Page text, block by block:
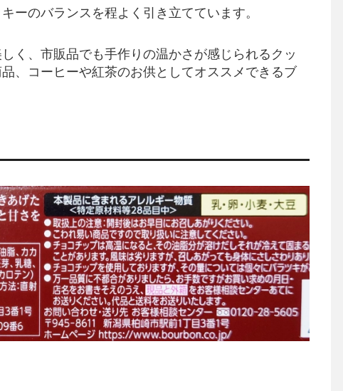
ーのバランスを程よく引き立てています。
く、市販品でも手作りの温かさが感じられるクッ
、コーヒーや紅茶のお供としてオススメできるブ